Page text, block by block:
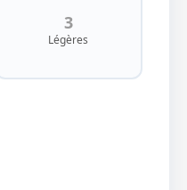
3
Légères